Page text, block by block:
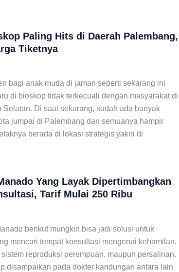
Paling Hits di Daerah Palembang,
Tiketnya
bagi anak muda di jaman seperti sekarang ini
di bioskop tidak terkecuali dengan masyarakat di
Selatan. Di saat sekarang, sudah ada banyak
jumpai di Palembang dan semuanya hampir
berada di lokasi strategis yakni di
Yang Layak Dipertimbangkan
Tarif Mulai 250 Ribu
berikut mungkin bisa jadi solusi untuk
mencari tempat konsultasi mengenai kehamilan,
reproduksi perempuan, maupun persalinan.
disampaikan pada dokter kandungan antara lain